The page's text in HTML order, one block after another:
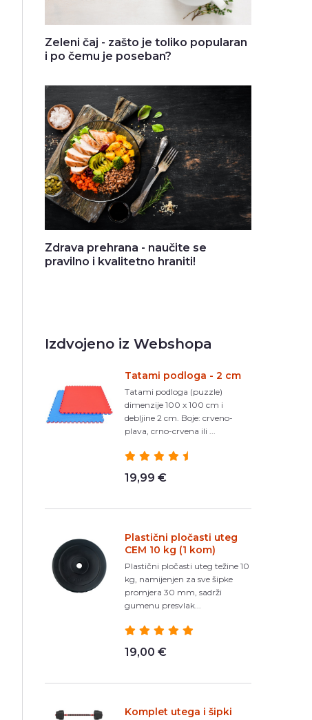
Zeleni čaj - zašto je toliko popularan
i po čemu je poseban?
Zdrava prehrana - naučite se
pravilno i kvalitetno hraniti!
Izdvojeno iz Webshopa
Tatami podloga - 2 cm
Tatami podloga (puzzle)
dimenzije 100 x 100 cm i
debljine 2 cm. Boje: crveno-
plava, crno-crvena ili ...
19,99 €
Plastični pločasti uteg
CEM 10 kg (1 kom)
Plastični pločasti uteg težine 10
kg, namijenjen za sve šipke
promjera 30 mm, sadrži
gumenu presvlak...
19,00 €
Komplet utega i šipki